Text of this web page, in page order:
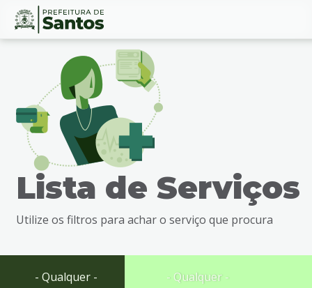
Ir
busca
Ir
Conteúdo
Lista de Serviços
Utilize os filtros para achar o serviço que procura
- Qualquer - - Qualquer -